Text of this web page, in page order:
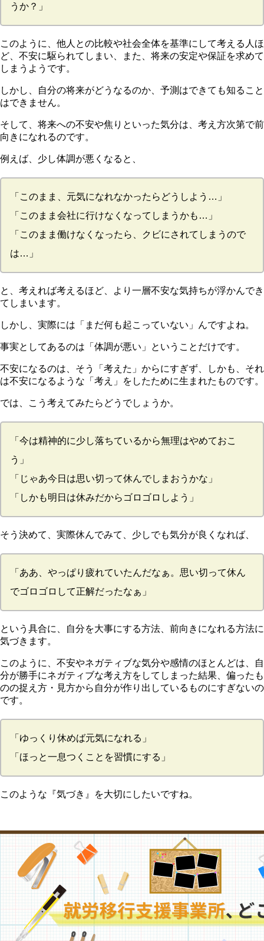
うか？」
このように、他人との比較や社会全体を基準にして考える人ほ
ど、不安に駆られてしまい、また、将来の安定や保証を求めて
しまうようです。
しかし、
自分の将来がどうなるのか、予測はできても知ること
はできません。
そして、 将来への不安や焦りといった気分は、考え方次第で前
向きになれるのです。
例えば、少し体調が悪くなると、
「このまま、元気になれなかったらどうしよう…」
「このまま会社に行けなくなってしまうかも…」
「このまま働けなくなったら、クビにされてしまうので
は…」
と、考えれば考えるほど、より一層不安な気持ちが浮かんでき
てしまいます。
しかし、実際には「まだ何も起こっていない」んですよね。
事実としてあるのは「体調が悪い」ということだけです。
不安になるのは、そう「考えた」からにすぎず、しかも、それ
は不安になるような「考え」をしたために生まれたものです。
では、こう考えてみたらどうでしょうか。
「今は精神的に少し落ちているから無理はやめておこ
う」
「じゃあ今日は思い切って休んでしまおうかな」
「しかも明日は休みだからゴロゴロしよう」
そう決めて、実際休んでみて、少しでも気分が良くなれば、
「ああ、やっぱり疲れていたんだなぁ。思い切って休ん
でゴロゴロして正解だったなぁ」
という具合に、 自分を大事にする方法 前向きになれる方法に
気づきます。
このように、 不安やネガティブな気分や感情のほとんどは、自
分が勝手にネガティブな考え方をしてしまった結果、偏ったも
のの捉え方・見方から自分が作り出しているものにすぎないの
です。
「ゆっくり休めば元気になれる」
「ほっと一息つくことを習慣にする」
このような 『気づき』 を大切にしたいですね。